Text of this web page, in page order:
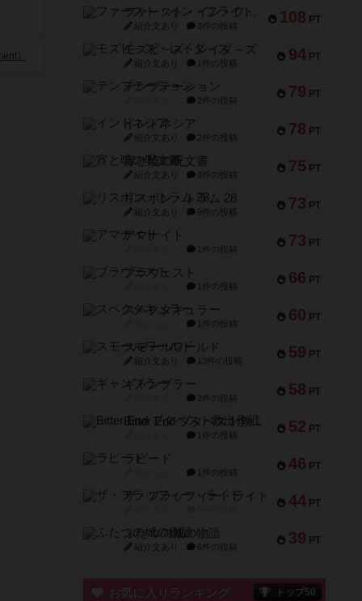
）
108 PT
ファースト・イン・フライト
紹介文あり 3件の投稿
94 PT
モズビ－ズ・レイダ－ズ
紹介文あり 1件の投稿
79 PT
テンプテーション
2件の投稿
78 PT
インドネシア
紹介文あり 2件の投稿
75 PT
宵と暁の呪文書
紹介文あり 8件の投稿
73 PT
リスボン・トラム 28
紹介文あり 9件の投稿
73 PT
アマナイト
1件の投稿
66 PT
ブラヴェスト
1件の投稿
60 PT
スペクタキュラー
1件の投稿
59 PT
スモールワールド
紹介文あり 13件の投稿
58 PT
ギャンブラー
2件の投稿
52 PT
Bitter End ブタペスト救出作戦
1件の投稿
46 PT
ラピード
1件の投稿
44 PT
ザ・フラッフィー・ライト
39 PT
ふたつの城の物語
紹介文あり 6件の投稿
お気に入りランキング トップ50